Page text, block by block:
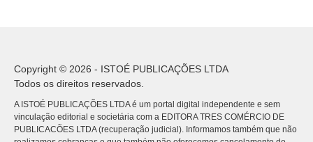
Copyright © 2026 - ISTOÉ PUBLICAÇÕES LTDA
Todos os direitos reservados.
A ISTOÉ PUBLICAÇÕES LTDA é um portal digital independente e sem
vinculação editorial e societária com a EDITORA TRES COMÉRCIO DE
PUBLICACÕES LTDA (recuperação judicial). Informamos também que não